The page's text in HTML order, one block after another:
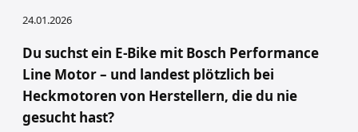
24.01.2026
Du suchst ein E-Bike mit Bosch Performance
Line Motor – und landest plötzlich bei
Heckmotoren von Herstellern, die du nie
gesucht hast?